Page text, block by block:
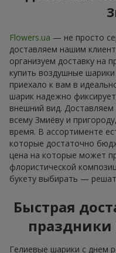
Flowers.ua — не просто
доставляем нашим
организуем доставку на
купить воздушные
приехало к вам в
шарик надежно
внешний вид.
всему Змиёву и
время. В ассортименте
которые достаточно
цена на которые может
флористической
букету выбирать —
Быстрая
Гелиевые шарики с днем